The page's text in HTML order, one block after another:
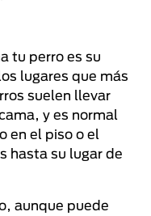
tu perro es su
lugares que más
suelen llevar
y es normal
en el piso o el
hasta su lugar de
aunque puede